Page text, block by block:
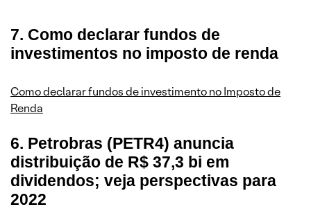
7. Como declarar fundos de
investimentos no imposto de renda
Como declarar fundos de investimento no Imposto de
Renda
6. Petrobras (PETR4) anuncia
distribuição de R$ 37,3 bi em
dividendos; veja perspectivas para
2022